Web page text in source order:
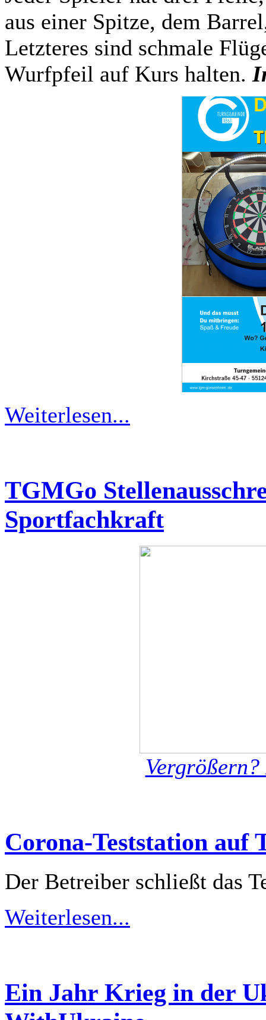
aus einer Spitze, dem
Letzteres sind schmale
Wurfpfeil auf Kurs halten.
Weiterlesen...
TGMGo
Sportfachkraft
Corona-Teststation
Der Betreiber schließt das
Weiterlesen...
Ein Jahr Krieg in der